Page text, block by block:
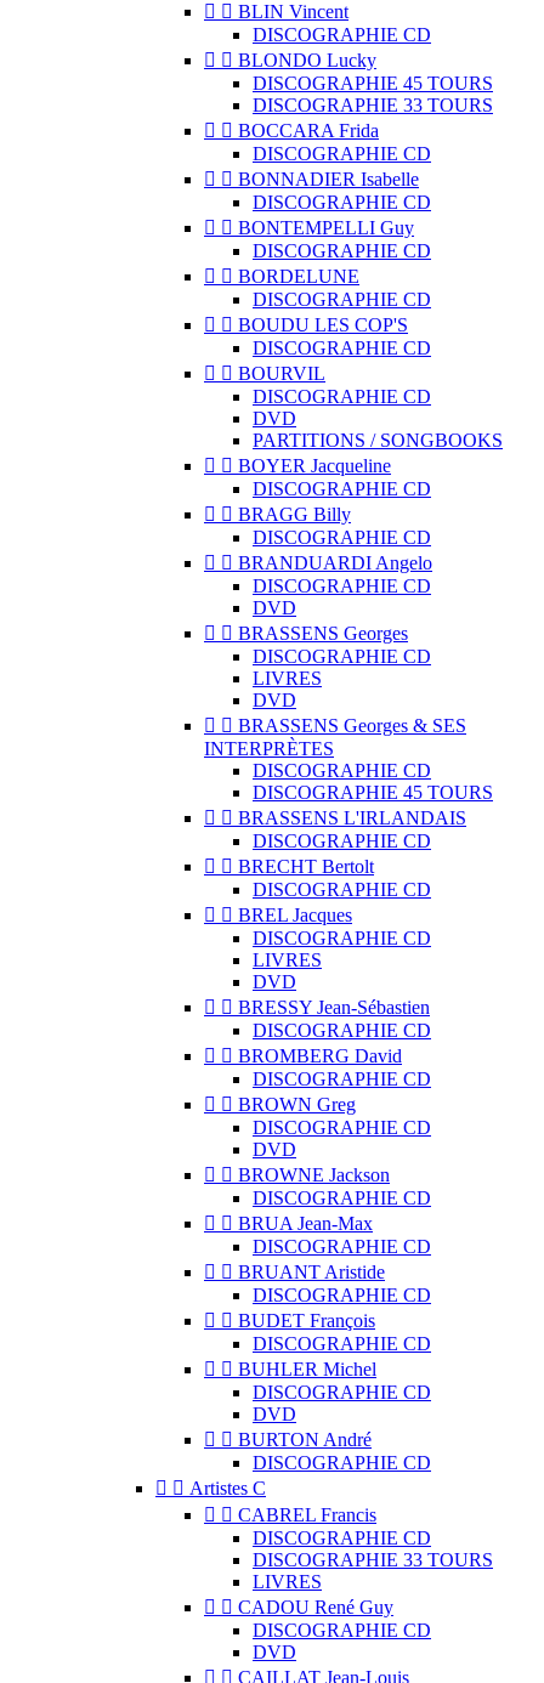
  BLIN Vincent
DISCOGRAPHIE CD
  BLONDO Lucky
DISCOGRAPHIE 45 TOURS
DISCOGRAPHIE 33 TOURS
  BOCCARA Frida
DISCOGRAPHIE CD
  BONNADIER Isabelle
DISCOGRAPHIE CD
  BONTEMPELLI Guy
DISCOGRAPHIE CD
  BORDELUNE
DISCOGRAPHIE CD
  BOUDU LES COP'S
DISCOGRAPHIE CD
  BOURVIL
DISCOGRAPHIE CD
DVD
PARTITIONS / SONGBOOKS
  BOYER Jacqueline
DISCOGRAPHIE CD
  BRAGG Billy
DISCOGRAPHIE CD
  BRANDUARDI Angelo
DISCOGRAPHIE CD
DVD
  BRASSENS Georges
DISCOGRAPHIE CD
LIVRES
DVD
  BRASSENS Georges & SES
INTERPRÈTES
DISCOGRAPHIE CD
DISCOGRAPHIE 45 TOURS
  BRASSENS L'IRLANDAIS
DISCOGRAPHIE CD
  BRECHT Bertolt
DISCOGRAPHIE CD
  BREL Jacques
DISCOGRAPHIE CD
LIVRES
DVD
  BRESSY Jean-Sébastien
DISCOGRAPHIE CD
  BROMBERG David
DISCOGRAPHIE CD
  BROWN Greg
DISCOGRAPHIE CD
DVD
  BROWNE Jackson
DISCOGRAPHIE CD
  BRUA Jean-Max
DISCOGRAPHIE CD
  BRUANT Aristide
DISCOGRAPHIE CD
  BUDET François
DISCOGRAPHIE CD
  BUHLER Michel
DISCOGRAPHIE CD
DVD
  BURTON André
DISCOGRAPHIE CD
  Artistes C
  CABREL Francis
DISCOGRAPHIE CD
DISCOGRAPHIE 33 TOURS
LIVRES
  CADOU René Guy
DISCOGRAPHIE CD
DVD
  CAILLAT Jean-Louis